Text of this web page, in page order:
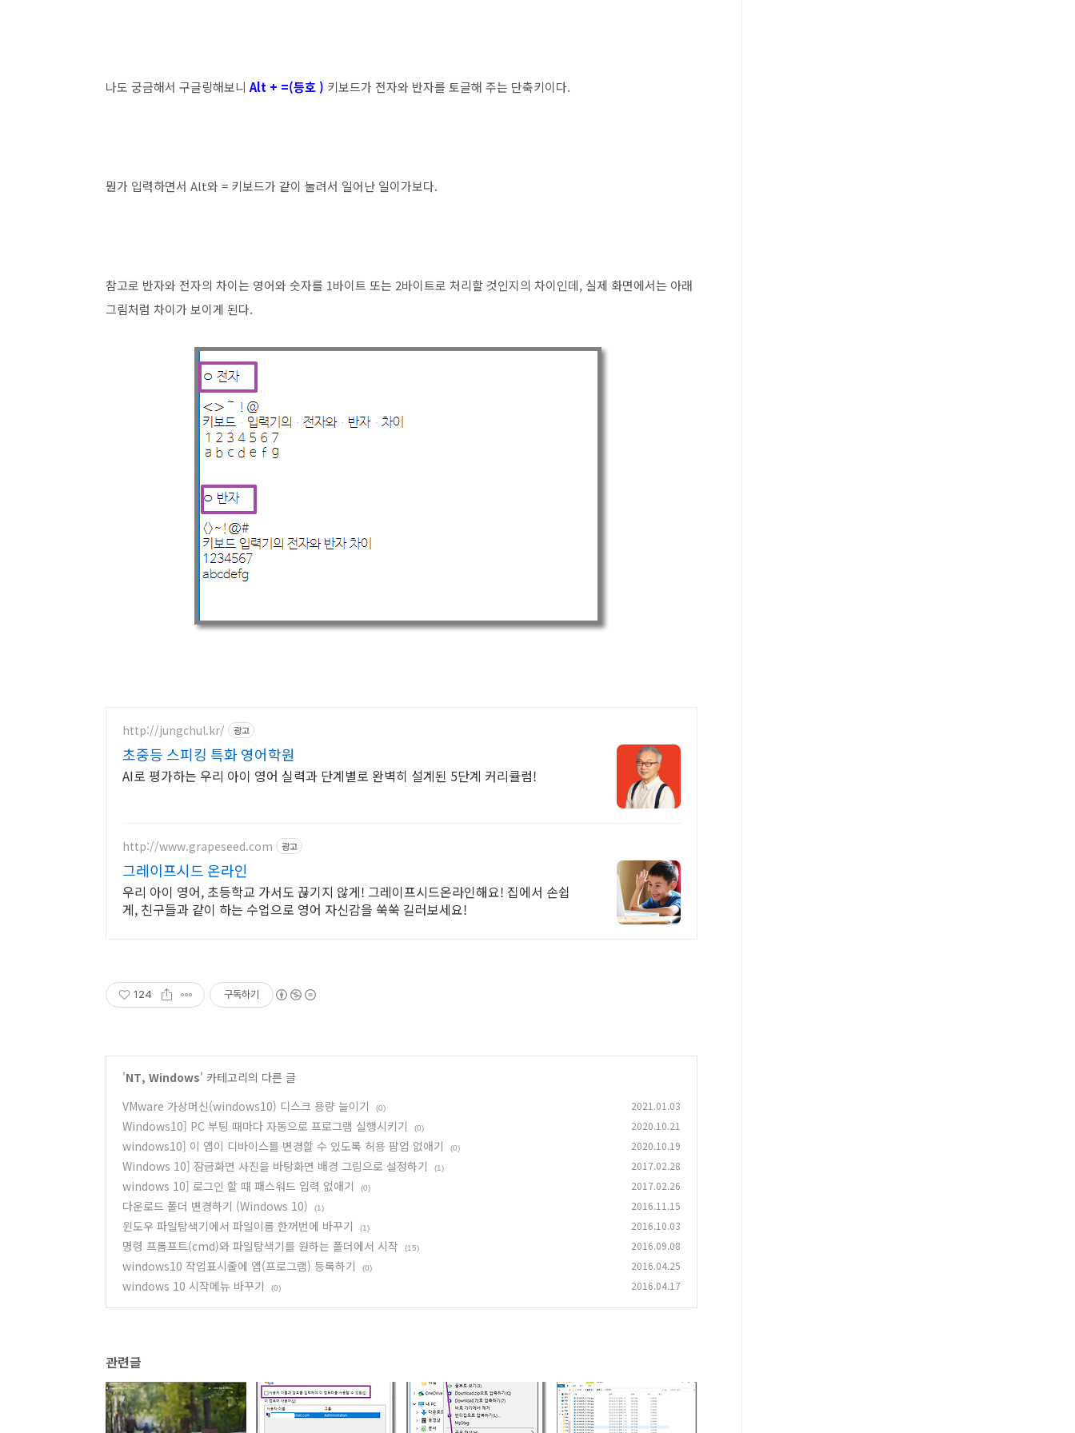
나도 궁금해서 구글링해보니 Alt + =(등호 ) 키보드가 전자와 반자를 토글해 주는 단축키이다.
뭔가 입력하면서 Alt와 = 키보드가 같이 눌려서 일어난 일이가보다.
참고로 반자와 전자의 차이는 영어와 숫자를 1바이트 또는 2바이트로 처리할 것인지의 차이인데, 실제 화면에서는 아래
그림처럼 차이가 보이게 된다.
http://jungchul.kr/ 광고
초중등 스피킹 특화 영어학원
AI로 평가하는 우리 아이 영어 실력과 단계별로 완벽히 설계된 5단계 커리큘럼!
http://www.grapeseed.com 광고
그레이프시드 온라인
우리 아이 영어, 초등학교 가서도 끊기지 않게! 그레이프시드온라인해요! 집에서 손쉽
게, 친구들과 같이 하는 수업으로 영어 자신감을 쑥쑥 길러보세요!
124 구독하기
'NT, Windows' 카테고리의 다른 글
VMware 가상머신(windows10) 디스크 용량 늘이기
(0) 2021.01.03
Windows10] PC 부팅 때마다 자동으로 프로그램 실행시키기 (0) 2020.10.21
windows10] 이 앱이 디바이스를 변경할 수 있도록 허용 팝업 없애기 (0) 2020.10.19
Windows 10] 잠금화면 사진을 바탕화면 배경 그림으로 설정하기 (1) 2017.02.28
windows 10] 로그인 할 때 패스워드 입력 없애기 (0) 2017.02.26
다운로드 폴더 변경하기 (Windows 10) (1) 2016.11.15
윈도우 파일탐색기에서 파일이름 한꺼번에 바꾸기 (1) 2016.10.03
명령 프롬프트(cmd)와 파일탐색기를 원하는 폴더에서 시작 (15) 2016.09.08
windows10 작업표시줄에 앱(프로그램) 등록하기 (0) 2016.04.25
windows 10 시작메뉴 바꾸기 (0) 2016.04.17
관련글